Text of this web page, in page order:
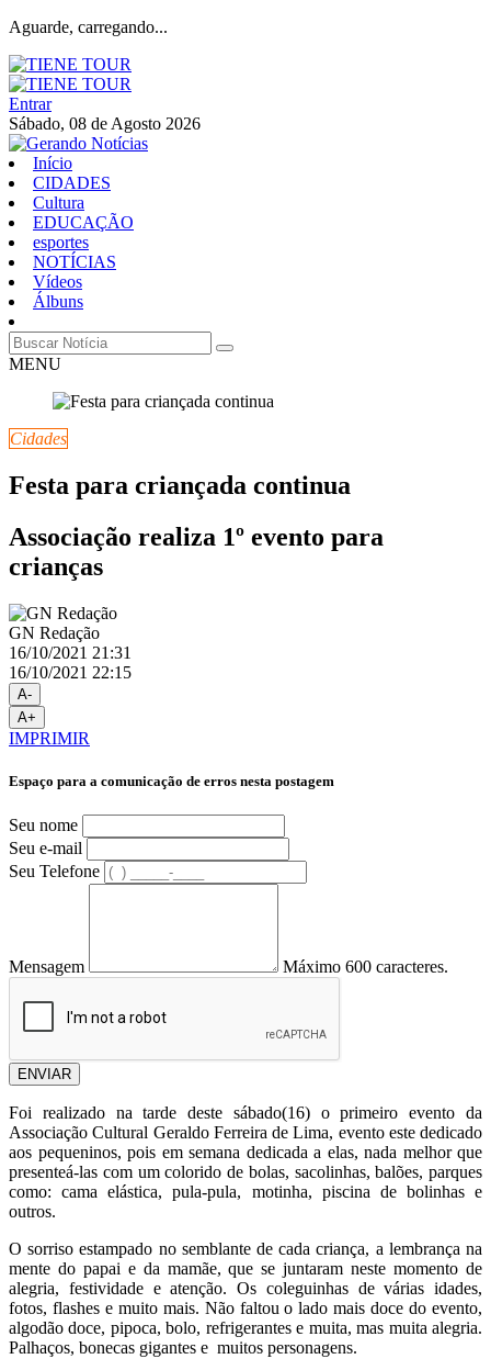
Aguarde, carregando...
Entrar
Sábado, 08 de Agosto 2026
Início
CIDADES
Cultura
EDUCAÇÃO
esportes
NOTÍCIAS
Vídeos
Álbuns
MENU
Cidades
Festa para criançada continua
Associação realiza 1º evento para
crianças
GN Redação
16/10/2021 21:31
16/10/2021 22:15
A-
A+
IMPRIMIR
Espaço para a comunicação de erros nesta postagem
Seu nome
Seu e-mail
Seu Telefone
Mensagem Máximo 600 caracteres.
ENVIAR
Foi realizado na tarde deste sábado(16) o primeiro evento da
Associação Cultural Geraldo Ferreira de Lima, evento este dedicado
aos pequeninos, pois em semana dedicada a elas, nada melhor que
presenteá-las com um colorido de bolas, sacolinhas, balões, parques
como: cama elástica, pula-pula, motinha, piscina de bolinhas e
outros.
O sorriso estampado no semblante de cada criança, a lembrança na
mente do papai e da mamãe, que se juntaram neste momento de
alegria, festividade e atenção. Os coleguinhas de várias idades,
fotos, flashes e muito mais. Não faltou o lado mais doce do evento,
algodão doce, pipoca, bolo, refrigerantes e muita, mas muita alegria.
Palhaços, bonecas gigantes e muitos personagens.